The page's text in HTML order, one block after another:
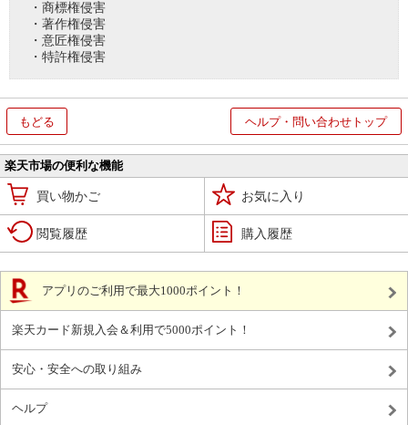
・商標権侵害
・著作権侵害
・意匠権侵害
・特許権侵害
もどる ヘルプ・問い合わせトップ
楽天市場の便利な機能
買い物かご お気に入り
閲覧履歴 購入履歴
アプリのご利用で最大1000ポイント！
楽天カード新規入会＆利用で5000ポイント！
安心・安全への取り組み
ヘルプ